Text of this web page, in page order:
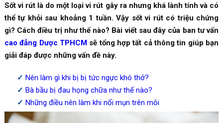
Sốt vi rút là do một loại vi rút gây ra nhưng khá lành tính và có
thể tự khỏi sau khoảng 1 tuần. Vậy sốt vi rút có triệu chứng
gì? Cách điều trị như thế nào? Bài viết sau đây của ban tư vấn
cao đẳng Dược TPHCMsẽ tổng hợp tất cả thông tin giúp bạn
giải đáp được những vấn đề này.
Nên làm gì khi bị bị tức ngực khó thở?
Bà bầu bị đau họng chữa như thế nào?
Những điều nên làm khi nổi mụn trên môi